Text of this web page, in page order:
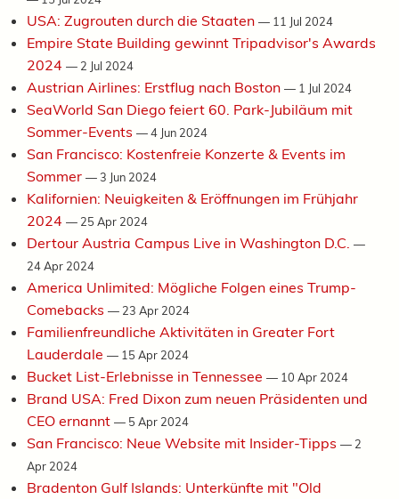
USA: Zugrouten durch die Staaten — 11 Jul 2024
Empire State Building gewinnt Tripadvisor's Awards
2024 — 2 Jul 2024
Austrian Airlines: Erstflug nach Boston — 1 Jul 2024
SeaWorld San Diego feiert 60. Park-Jubiläum mit
Sommer-Events —4 Jun 2024
San Francisco: Kostenfreie Konzerte & Events im
Sommer —3 Jun 2024
Kalifornien: Neuigkeiten & Eröffnungen im Frühjahr
2024 — 25 Apr 2024
Dertour Austria Campus Live in Washington D.C. —
24 Apr 2024
America Unlimited: Mögliche Folgen eines Trump-
Comebacks — 23 Apr 2024
Familienfreundliche Aktivitäten in Greater Fort
Lauderdale — 15 Apr 2024
Bucket List-Erlebnisse in Tennessee — 10 Apr 2024
Brand USA: Fred Dixon zum neuen Präsidenten und
CEO ernannt — 5 Apr 2024
San Francisco: Neue Website mit Insider-Tipps — 2
Apr 2024
Bradenton Gulf Islands: Unterkünfte mit "Old